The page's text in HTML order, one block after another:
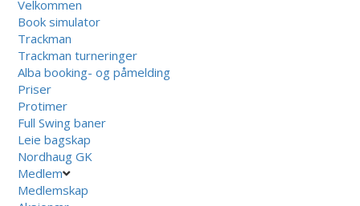
Velkommen
Book simulator
Trackman
Trackman turneringer
Alba booking- og påmelding
Priser
Protimer
Full Swing baner
Leie bagskap
Nordhaug GK
Medlem
Medlemskap